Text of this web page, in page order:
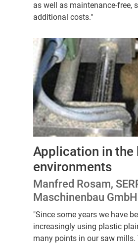
as well as maintenance-free,
additional costs."
Application in the
environments
Manfred Rosam,
Maschinenbau GmbH
"Since some years we have
increasingly using plastic
many points in our saw mills.